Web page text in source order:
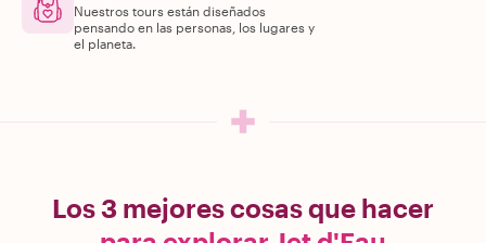
Nuestros tours están diseñados
pensando en las personas, los lugares y
el planeta.
Los 3 mejores cosas que hacer